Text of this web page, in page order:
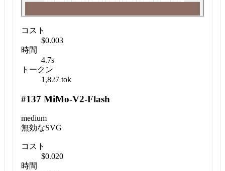
コスト
$0.003
時間
4.7s
トークン
1,827 tok
#137 MiMo-V2-Flash
medium
無効なSVG
コスト
$0.020
時間